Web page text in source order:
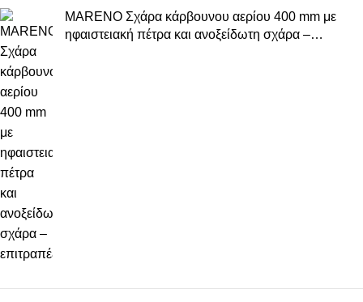
MARENO Σχάρα κάρβουνου αερίου 400 mm με
ηφαιστειακή πέτρα και ανοξείδωτη σχάρα –